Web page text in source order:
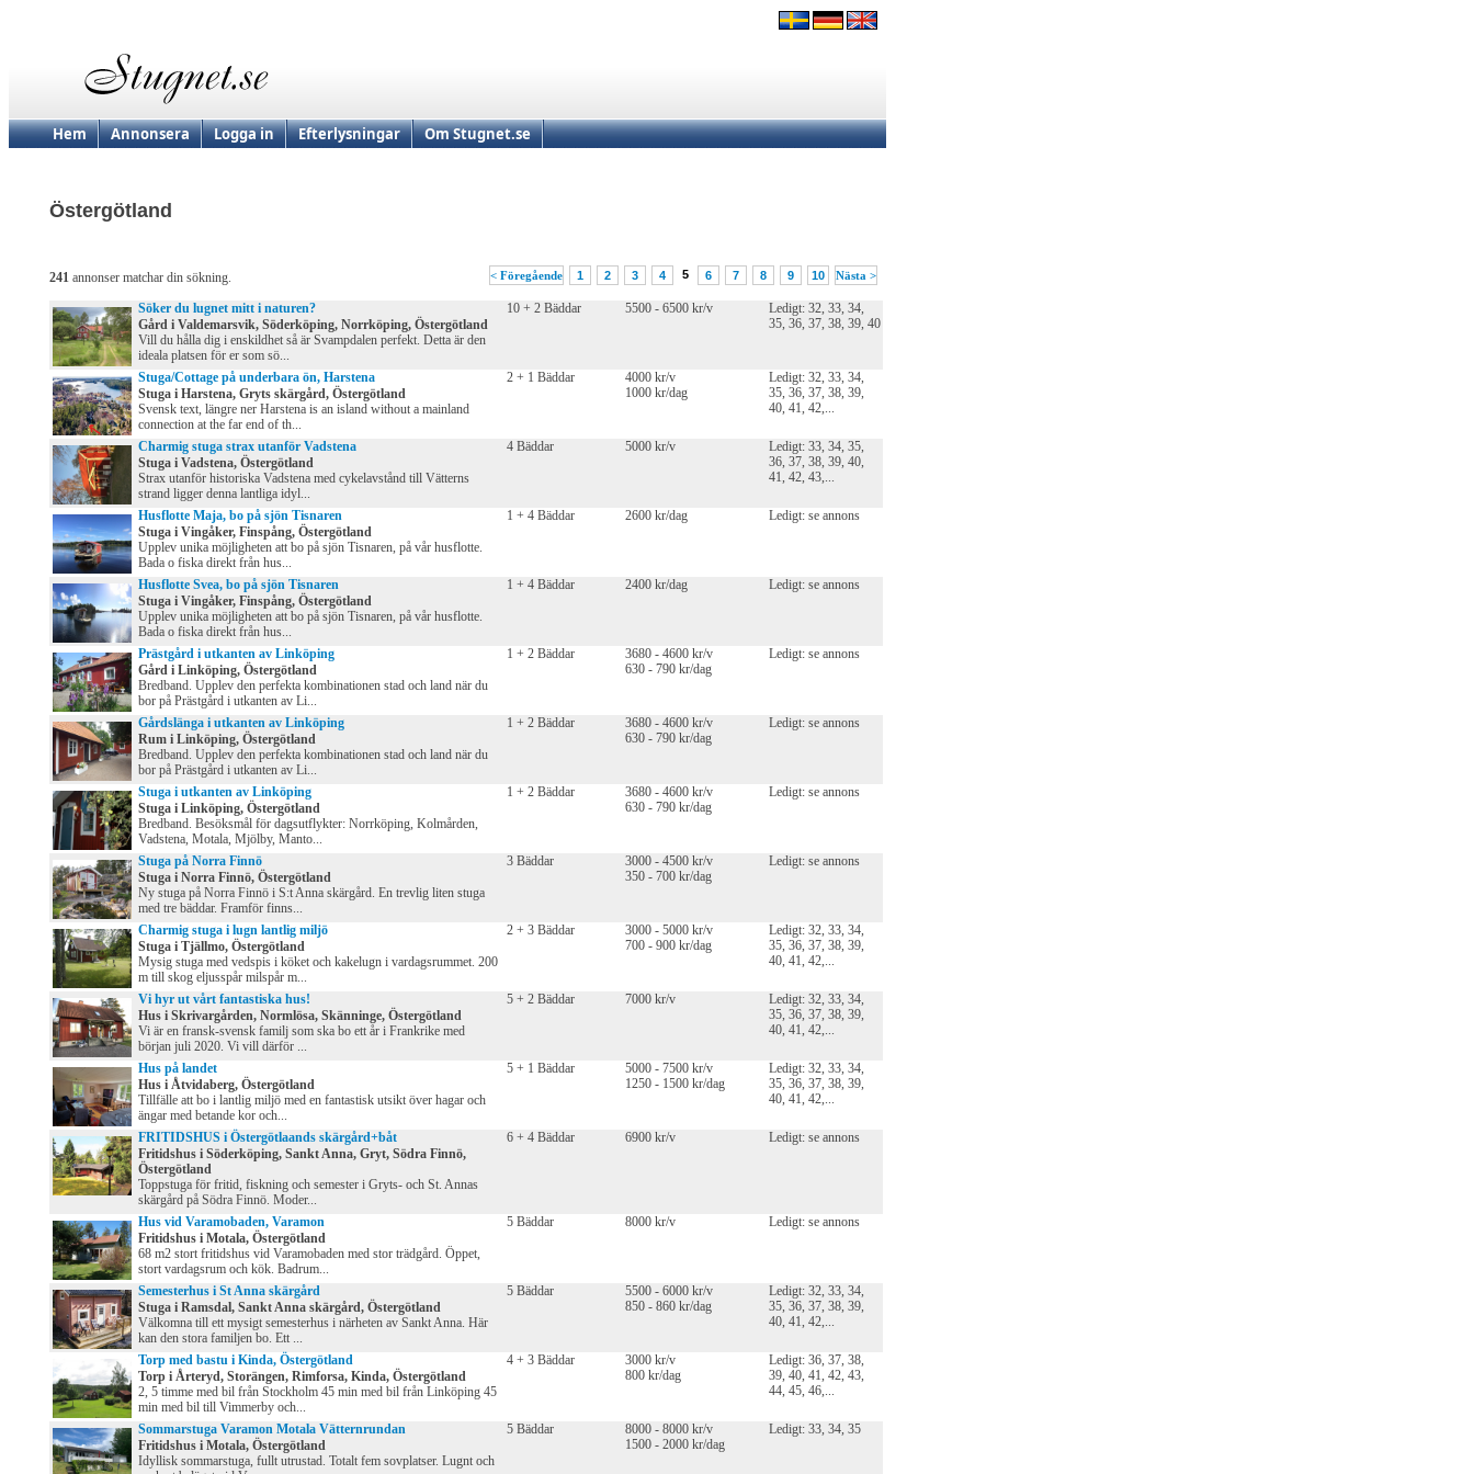
Hem Annonsera Logga in Efterlysningar Om Stugnet.se
Östergötland
241 annonser matchar din sökning. < Föregående 1 2 3 4 5 6 7 8 9 10 Nästa >
Söker du lugnet mitt i naturen?
Gård i Valdemarsvik, Söderköping, Norrköping, Östergötland
Vill du hålla dig i enskildhet så är Svampdalen perfekt. Detta är den
ideala platsen för er som sö...
10 + 2 Bäddar 5500 - 6500 kr/v
Ledigt: 32, 33, 34,
35, 36, 37, 38, 39, 40
Stuga/Cottage på underbara ön, Harstena
Stuga i Harstena, Gryts skärgård, Östergötland
Svensk text, längre ner Harstena is an island without a mainland
connection at the far end of th...
2 + 1 Bäddar
4000 kr/v
1000 kr/dag
Ledigt: 32, 33, 34,
35, 36, 37, 38, 39,
40, 41, 42,...
Charmig stuga strax utanför Vadstena
Stuga i Vadstena, Östergötland
Strax utanför historiska Vadstena med cykelavstånd till Vätterns
strand ligger denna lantliga idyl...
4 Bäddar 5000 kr/v
Ledigt: 33, 34, 35,
36, 37, 38, 39, 40,
41, 42, 43,...
Husflotte Maja, bo på sjön Tisnaren
Stuga i Vingåker, Finspång, Östergötland
Upplev unika möjligheten att bo på sjön Tisnaren, på vår husflotte.
Bada o fiska direkt från hus...
1 + 4 Bäddar 2600 kr/dag Ledigt: se annons
Husflotte Svea, bo på sjön Tisnaren
Stuga i Vingåker, Finspång, Östergötland
Upplev unika möjligheten att bo på sjön Tisnaren, på vår husflotte.
Bada o fiska direkt från hus...
1 + 4 Bäddar 2400 kr/dag Ledigt: se annons
Prästgård i utkanten av Linköping
Gård i Linköping, Östergötland
Bredband. Upplev den perfekta kombinationen stad och land när du
bor på Prästgård i utkanten av Li...
1 + 2 Bäddar
3680 - 4600 kr/v
630 - 790 kr/dag
Ledigt: se annons
Gårdslänga i utkanten av Linköping
Rum i Linköping, Östergötland
Bredband. Upplev den perfekta kombinationen stad och land när du
bor på Prästgård i utkanten av Li...
1 + 2 Bäddar
3680 - 4600 kr/v
630 - 790 kr/dag
Ledigt: se annons
Stuga i utkanten av Linköping
Stuga i Linköping, Östergötland
Bredband. Besöksmål för dagsutflykter: Norrköping, Kolmården,
Vadstena, Motala, Mjölby, Manto...
1 + 2 Bäddar
3680 - 4600 kr/v
630 - 790 kr/dag
Ledigt: se annons
Stuga på Norra Finnö
Stuga i Norra Finnö, Östergötland
Ny stuga på Norra Finnö i S:t Anna skärgård. En trevlig liten stuga
med tre bäddar. Framför finns...
3 Bäddar
3000 - 4500 kr/v
350 - 700 kr/dag
Ledigt: se annons
Charmig stuga i lugn lantlig miljö
Stuga i Tjällmo, Östergötland
Mysig stuga med vedspis i köket och kakelugn i vardagsrummet. 200
m till skog eljusspår milspår m...
2 + 3 Bäddar
3000 - 5000 kr/v
700 - 900 kr/dag
Ledigt: 32, 33, 34,
35, 36, 37, 38, 39,
40, 41, 42,...
Vi hyr ut vårt fantastiska hus!
Hus i Skrivargården, Normlösa, Skänninge, Östergötland
Vi är en fransk-svensk familj som ska bo ett år i Frankrike med
början juli 2020. Vi vill därför ...
5 + 2 Bäddar 7000 kr/v
Ledigt: 32, 33, 34,
35, 36, 37, 38, 39,
40, 41, 42,...
Hus på landet
Hus i Åtvidaberg, Östergötland
Tillfälle att bo i lantlig miljö med en fantastisk utsikt över hagar och
ängar med betande kor och...
5 + 1 Bäddar
5000 - 7500 kr/v
1250 - 1500 kr/dag
Ledigt: 32, 33, 34,
35, 36, 37, 38, 39,
40, 41, 42,...
FRITIDSHUS i Östergötlaands skärgård+båt
Fritidshus i Söderköping, Sankt Anna, Gryt, Södra Finnö,
Östergötland
Toppstuga för fritid, fiskning och semester i Gryts- och St. Annas
skärgård på Södra Finnö. Moder...
6 + 4 Bäddar 6900 kr/v Ledigt: se annons
Hus vid Varamobaden, Varamon
Fritidshus i Motala, Östergötland
68 m2 stort fritidshus vid Varamobaden med stor trädgård. Öppet,
stort vardagsrum och kök. Badrum...
5 Bäddar 8000 kr/v Ledigt: se annons
Semesterhus i St Anna skärgård
Stuga i Ramsdal, Sankt Anna skärgård, Östergötland
Välkomna till ett mysigt semesterhus i närheten av Sankt Anna. Här
kan den stora familjen bo. Ett ...
5 Bäddar
5500 - 6000 kr/v
850 - 860 kr/dag
Ledigt: 32, 33, 34,
35, 36, 37, 38, 39,
40, 41, 42,...
Torp med bastu i Kinda, Östergötland
Torp i Årteryd, Storängen, Rimforsa, Kinda, Östergötland
2, 5 timme med bil från Stockholm 45 min med bil från Linköping 45
min med bil till Vimmerby och...
4 + 3 Bäddar
3000 kr/v
800 kr/dag
Ledigt: 36, 37, 38,
39, 40, 41, 42, 43,
44, 45, 46,...
Sommarstuga Varamon Motala Vätternrundan
Fritidshus i Motala, Östergötland
Idyllisk sommarstuga, fullt utrustad. Totalt fem sovplatser. Lugnt och
5 Bäddar
8000 - 8000 kr/v
1500 - 2000 kr/dag
Ledigt: 33, 34, 35